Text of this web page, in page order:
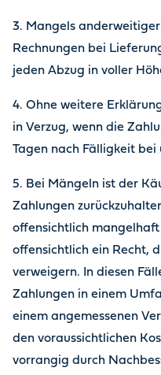
3. Mangels
Rechnungen bei
jeden Abzug in voller
4. Ohne weitere
in Verzug, wenn die
Tagen nach Fälligkeit
5. Bei Mängeln ist der
Zahlungen
offensichtlich
offensichtlich ein Recht,
verweigern. In diesen
Zahlungen in einem
einem angemessenen
den voraussichtlichen
vorrangig durch